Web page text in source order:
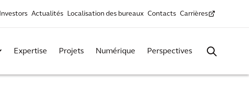
Investors Actualités Localisation des bureaux Contacts Carrières
Expertise Projets Numérique Perspectives